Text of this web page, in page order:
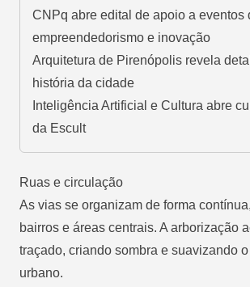
CNPq abre edital de apoio a eventos
empreendedorismo e inovação
Arquitetura de Pirenópolis revela
história da cidade
Inteligência Artificial e Cultura abre
da Escult
Ruas e circulação
As vias se organizam de forma
bairros e áreas centrais. A arborização
traçado, criando sombra e suavizando
urbano.